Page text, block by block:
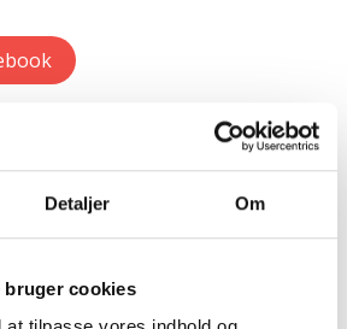
Detaljer Om
bruger cookies